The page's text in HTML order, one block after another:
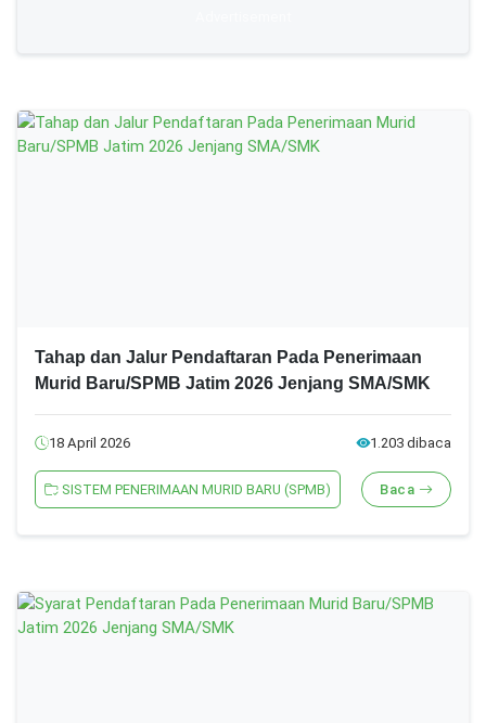
Tahap dan Jalur Pendaftaran Pada Penerimaan
Murid Baru/SPMB Jatim 2026 Jenjang SMA/SMK
18 April 2026 1.203 dibaca
SISTEM PENERIMAAN MURID BARU (SPMB) Baca